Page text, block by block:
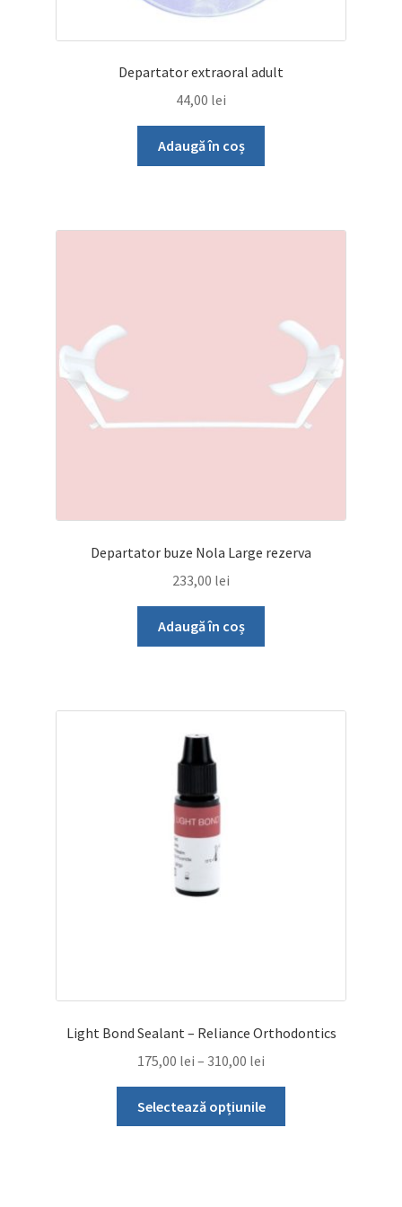
Departator extraoral adult
44,00 lei
Adaugă în coș
Departator buze Nola Large rezerva
233,00 lei
Adaugă în coș
Light Bond Sealant – Reliance Orthodontics
175,00 lei – 310,00 lei
prețuri:
175,00 lei
Selectează opțiunile